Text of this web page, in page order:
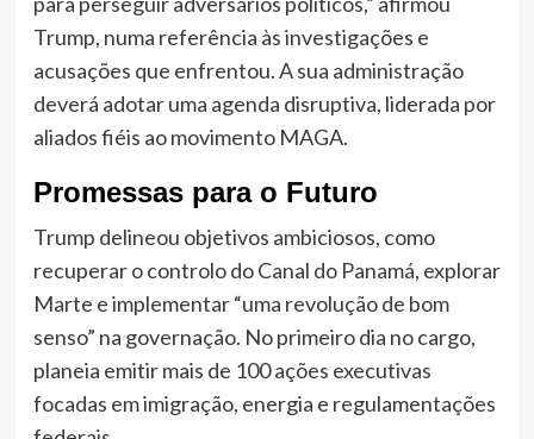
Trump, numa referência às investigações e
acusações que enfrentou. A sua administração
deverá adotar uma agenda disruptiva, liderada por
aliados fiéis ao movimento MAGA.
Promessas para o Futuro
Trump delineou objetivos ambiciosos, como
recuperar o controlo do Canal do Panamá, explorar
Marte e implementar “uma revolução de bom
senso” na governação. No primeiro dia no cargo,
planeia emitir mais de 100 ações executivas
focadas em imigração, energia e regulamentações